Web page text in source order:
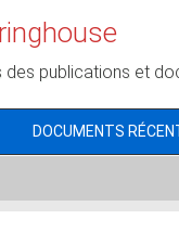
des publications et
DOCUMENTS